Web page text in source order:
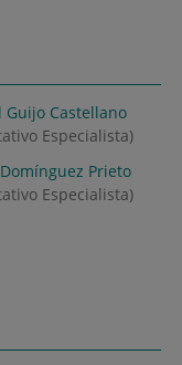
Guijo Castellano
Especialista)
Prieto
Especialista)